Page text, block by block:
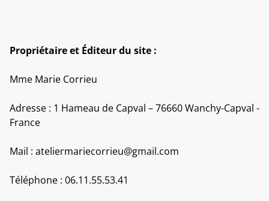
Propriétaire et Éditeur du site :
Mme Marie Corrieu
Adresse : 1 Hameau de Capval – 76660 Wanchy-Capval -
France
Mail : ateliermariecorrieu@gmail.com
Téléphone : 06.11.55.53.41